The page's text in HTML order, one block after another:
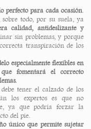
perfecto para cada ocasión
sobre todo, por su suela, ya
calidad, antideslizante y
sin problemas, y porque
transpiración de los
especialmente flexibles en
fomentará el correcto
tener el calzado de los
los expertos es que no
ya que podría forzar la
del pie.
único que permite sujetar